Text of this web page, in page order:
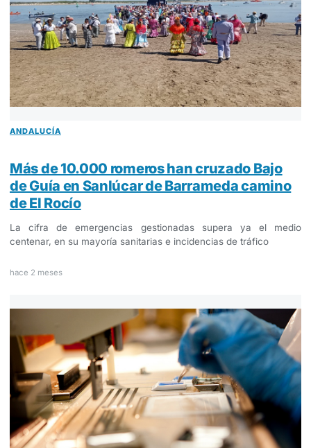
ANDALUCÍA
Más de 10.000 romeros han cruzado Bajo
de Guía en Sanlúcar de Barrameda camino
de El Rocío
La cifra de emergencias gestionadas supera ya el medio
centenar, en su mayoría sanitarias e incidencias de tráfico
hace 2 meses